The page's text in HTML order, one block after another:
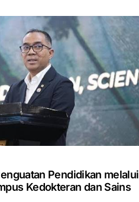
Pendidikan melalui
Kedokteran dan Sains